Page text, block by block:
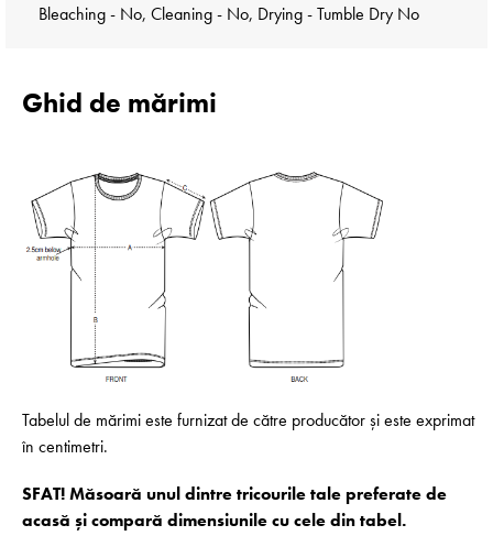
Bleaching - No, Cleaning - No, Drying - Tumble Dry No
Ghid de mărimi
Tabelul de mărimi este furnizat de către producător și este exprimat
în centimetri.
SFAT! Măsoară unul dintre tricourile tale preferate de
acasă și compară dimensiunile cu cele din tabel.